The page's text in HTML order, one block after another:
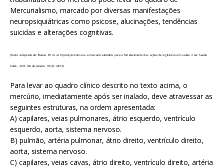
Mercurialismo, marcado por diversas manifestações
neuropsiquiátricas como psicose, alucinações, tendências
suicidas e alterações cognitivas.
(Texto adaptado de: Bueno, PC et al. Exposição humana a mercúrio:subsídios para o fortalecimento das ações de vigilância em saúde. Cad. Saúde
Colet., 2011, Rio de Janeiro, 19 (4): 443-7)
Para levar ao quadro clínico descrito no texto acima, o
mercúrio, imediatamente após ser inalado, deve atravessar as
seguintes estruturas, na ordem apresentada:
A) capilares, veias pulmonares, átrio esquerdo, ventrículo
esquerdo, aorta, sistema nervoso.
B) pulmão, artéria pulmonar, átrio direito, ventrículo direito,
aorta, sistema nervoso.
C) capilares, veias cavas, átrio direito, ventrículo direito, artéria